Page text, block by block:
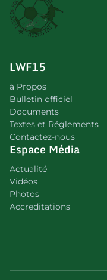
LWF15
à Propos
Bulletin officiel
Documents
Textes et Réglements
Contactez-nous
Espace Média
Actualité
Vidéos
Photos
Accreditations